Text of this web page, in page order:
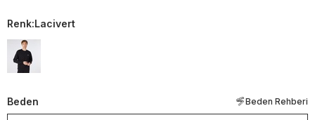
Renk:Lacivert
Beden Beden Rehberi